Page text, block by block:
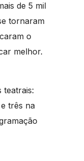
de 5 mil
tornaram
o
melhor.
teatrais:
três na